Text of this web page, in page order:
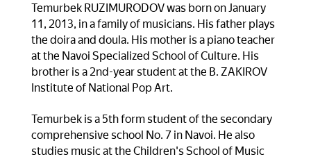
Temurbek RUZIMURODOV was born on January
11, 2013, in a family of musicians. His father plays
the doira and doula. His mother is a piano teacher
at the Navoi Specialized School of Culture. His
brother is a 2nd-year student at the B. ZAKIROV
Institute of National Pop Art.
Temurbek is a 5th form student of the secondary
comprehensive school No. 7 in Navoi. He also
studies music at the Children's School of Music